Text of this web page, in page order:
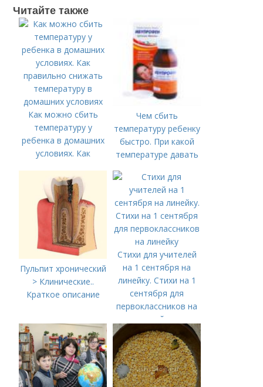
Читайте также
Как можно сбить
температуру у
ребенка в домашних
условиях. Как
температуру в
домашних условиях
Чем сбить
температуру ребенку
быстро. При какой
температуре давать
ребенку?
Пульпит хронический
> Клинические..
Краткое описание
Стихи для учителей
на 1 сентября на
линейку. Стихи на 1
сентября для
первоклассников на
линейку